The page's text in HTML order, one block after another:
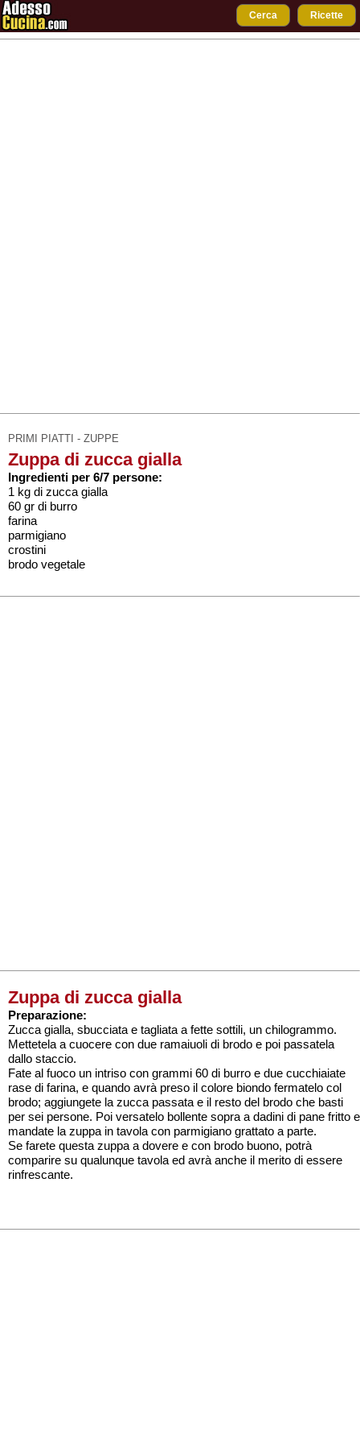
Cerca Ricette
PRIMI PIATTI - ZUPPE
Zuppa di zucca gialla
Ingredienti per 6/7 persone:
1 kg di zucca gialla
60 gr di burro
farina
parmigiano
crostini
brodo vegetale
Zuppa di zucca gialla
Preparazione:
Zucca gialla, sbucciata e tagliata a fette sottili, un chilogrammo.
Mettetela a cuocere con due ramaiuoli di brodo e poi passatela
dallo staccio.
Fate al fuoco un intriso con grammi 60 di burro e due cucchiaiate
rase di farina, e quando avrà preso il colore biondo fermatelo col
brodo; aggiungete la zucca passata e il resto del brodo che basti
per sei persone. Poi versatelo bollente sopra a dadini di pane fritto e
mandate la zuppa in tavola con parmigiano grattato a parte.
Se farete questa zuppa a dovere e con brodo buono, potrà
comparire su qualunque tavola ed avrà anche il merito di essere
rinfrescante.